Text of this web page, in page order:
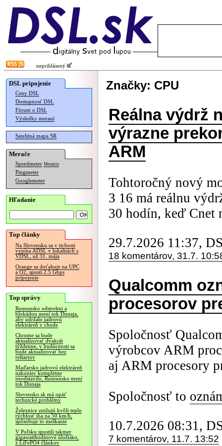
neprihlásený
DSL pripojenie
Ceny DSL
Dostupnosť DSL
Fórum o DSL
Výsledky meraní
Satelitná mapa SR
Merače
Speedmeter Merania
Pingmeter
Googlemeter
Hľadanie
Top články
Na Slovensku sa v tichosti
vypína ADSL v lokalitách s
VDSL, už 31. mája
Orange sa doťahuje na UPC
a O2, spustí 2.5 Gbps
pripojenie
Top správy
Rumunsko odstrelmi a
blokádou mení tok Dunaja,
aby udržalo jadrovú
elektráreň v chode
Chrome sa bude
aktualizovať dvakrát
týždenne, v budúcnosti sa
bude aktualizovať bez
reštartov
Maďarsko jadrovú elektráreň
nakoniec kompletne
neodstavilo, Rumunsko mení
tok Dunaja
Slovensko.sk má opäť
technické problémy
Železnice znižujú kvôli teplu
rýchlosť iba na 50 km/h,
spôsobuje to meškanie
V Poľsku spustili takmer
gigawatthodinové úložisko,
z LiFePO4 článkov
Značky: CPU
Reálna výdrž
výrazne
ARM
Tohtoročný nový
3 16 má reálnu
30 hodín, keď Cnet
29.7.2026 11:37,
18 komentárov, 31.7.
Qualcomm
procesorov
Spoločnosť
výrobcov ARM
aj ARM procesory
Spoločnosť to
10.7.2026 08:31,
7 komentárov, 11.7. 13:52